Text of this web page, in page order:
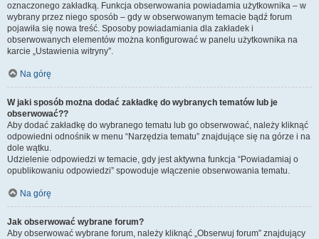
oznaczonego zakładką. Funkcja obserwowania powiadamia użytkownika – w
wybrany przez niego sposób – gdy w obserwowanym temacie bądź forum
pojawiła się nowa treść. Sposoby powiadamiania dla zakładek i
obserwowanych elementów można konfigurować w panelu użytkownika na
karcie „Ustawienia witryny”.
Na górę
W jaki sposób można dodać zakładkę do wybranych tematów lub je
obserwować??
Aby dodać zakładkę do wybranego tematu lub go obserwować, należy kliknąć
odpowiedni odnośnik w menu “Narzędzia tematu” znajdujące się na górze i na
dole wątku.
Udzielenie odpowiedzi w temacie, gdy jest aktywna funkcja “Powiadamiaj o
opublikowaniu odpowiedzi” spowoduje włączenie obserwowania tematu.
Na górę
Jak obserwować wybrane forum?
Aby obserwować wybrane forum, należy kliknąć „Obserwuj forum” znajdujący